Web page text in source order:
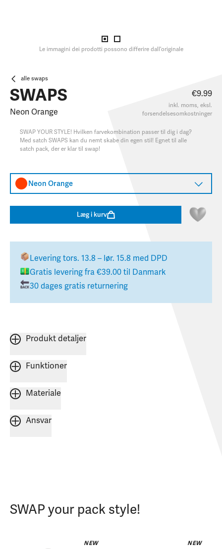
Le immagini dei prodotti possono differire dall'originale
alle swaps
SWAPS
Neon Orange
€9.99
inkl. moms, eksl.
forsendelsesomkostninger
SWAP YOUR STYLE! Hvilken farvekombination passer til dig i dag?
Med satch SWAPS kan du nemt skabe din egen stil! Egnet til alle
satch pack, der er klar til swap!
Neon Orange
Læg i kurv
Levering tors. 13.8 – lør. 15.8 med DPD
Gratis levering fra €39.00 til Danmark
30 dages gratis returnering
Produkt detaljer
Funktioner
Materiale
Ansvar
SWAP your pack style!
NEW NEW